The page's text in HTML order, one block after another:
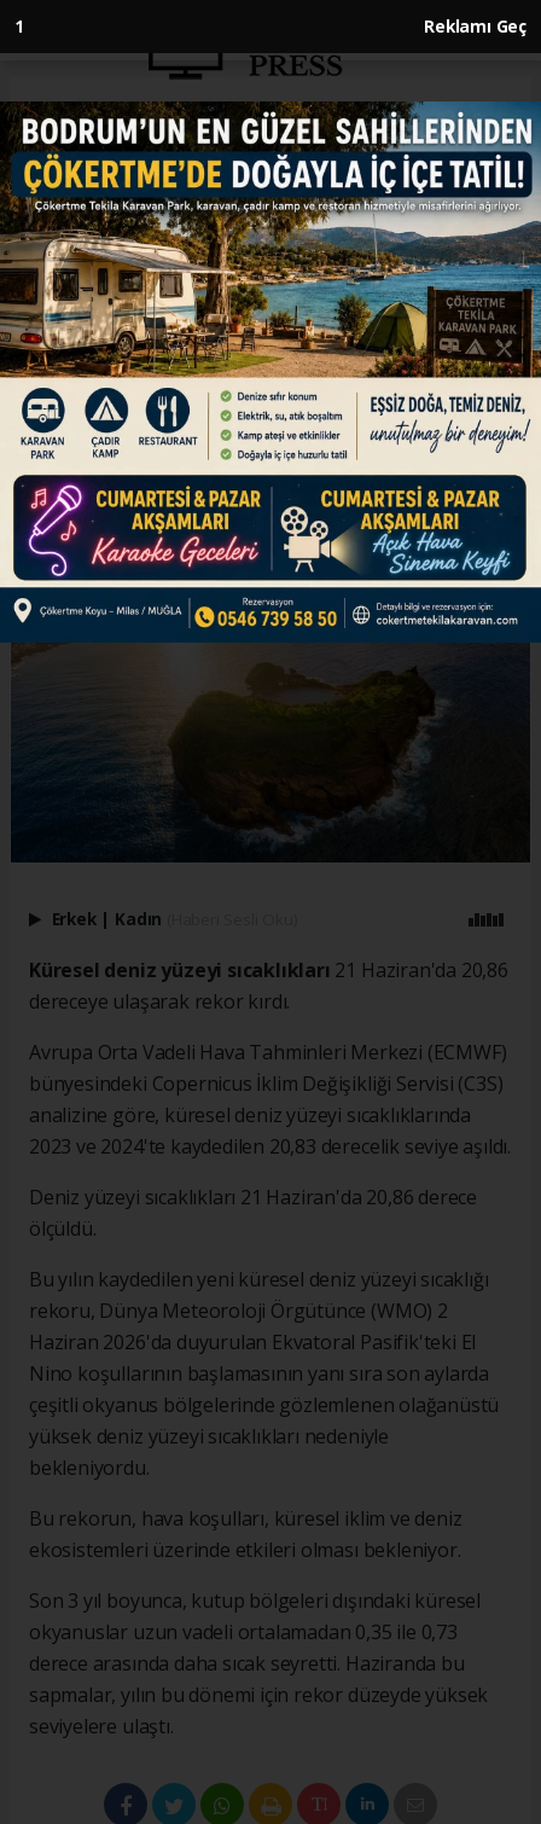
Anasayfa DÜNYA
Küresel deniz yüzeyi sıcaklığı
rekor kırdı
DÜNYA
01.07.2026 - 11:10, Güncelleme: 01.07.2026 - 11:10
Dünyada deniz yüzeyi sıcaklıkları 20,86
dereceyle 2023 ve 2024'te görülen rekor
seviyenin üzerine çıktı.
ABONE OL
Erkek Kadın
Küresel deniz yüzeyi sıcaklıkları 21 Haziran'da 20,86
dereceye ulaşarak rekor kırdı.
Avrupa Orta Vadeli Hava Tahminleri Merkezi (ECMWF)
bünyesindeki Copernicus İklim Değişikliği Servisi (C3S)
analizine göre, küresel deniz yüzeyi sıcaklıklarında
2023 ve 2024'te kaydedilen 20,83 derecelik seviye aşıldı.
Deniz yüzeyi sıcaklıkları 21 Haziran'da 20,86 derece
ölçüldü.
Bu yılın kaydedilen yeni küresel deniz yüzeyi sıcaklığı
rekoru, Dünya Meteoroloji Örgütünce (WMO) 2
Haziran 2026'da duyurulan Ekvatoral Pasifik'teki El
Nino koşullarının başlamasının yanı sıra son aylarda
çeşitli okyanus bölgelerinde gözlemlenen olağanüstü
yüksek deniz yüzeyi sıcaklıkları nedeniyle
bekleniyordu.
Bu rekorun, hava koşulları, küresel iklim ve deniz
ekosistemleri üzerinde etkileri olması bekleniyor.
Son 3 yıl boyunca, kutup bölgeleri dışındaki küresel
okyanuslar uzun vadeli ortalamadan 0,35 ile 0,73
derece arasında daha sıcak seyretti. Haziranda bu
sapmalar, yılın bu dönemi için rekor düzeyde yüksek
seviyelere ulaştı.